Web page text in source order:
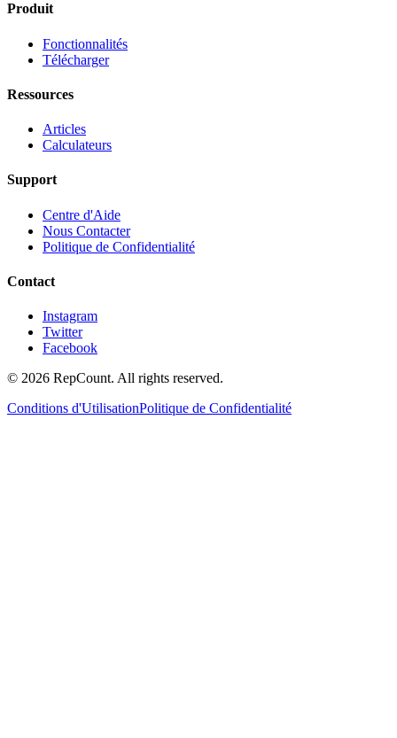
Produit
Fonctionnalités
Télécharger
Ressources
Articles
Calculateurs
Support
Centre d'Aide
Nous Contacter
Politique de Confidentialité
Contact
Instagram
Twitter
Facebook
© 2026 RepCount. All rights reserved.
Conditions d'UtilisationPolitique de Confidentialité